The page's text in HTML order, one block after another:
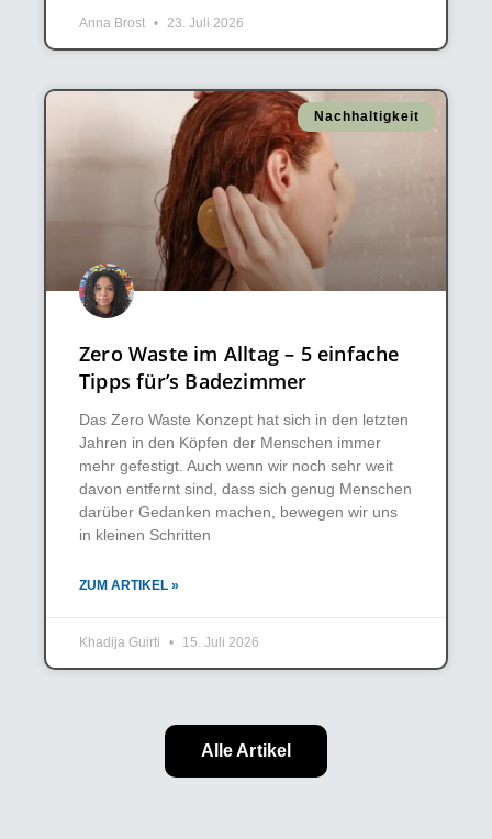
Anna Brost 23. Juli 2026
Nachhaltigkeit
Zero Waste im Alltag – 5 einfache
Tipps für’s Badezimmer
Das Zero Waste Konzept hat sich in den letzten
Jahren in den Köpfen der Menschen immer
mehr gefestigt. Auch wenn wir noch sehr weit
davon entfernt sind, dass sich genug Menschen
darüber Gedanken machen, bewegen wir uns
in kleinen Schritten
ZUM ARTIKEL »
Khadija Guirti 15. Juli 2026
Alle Artikel